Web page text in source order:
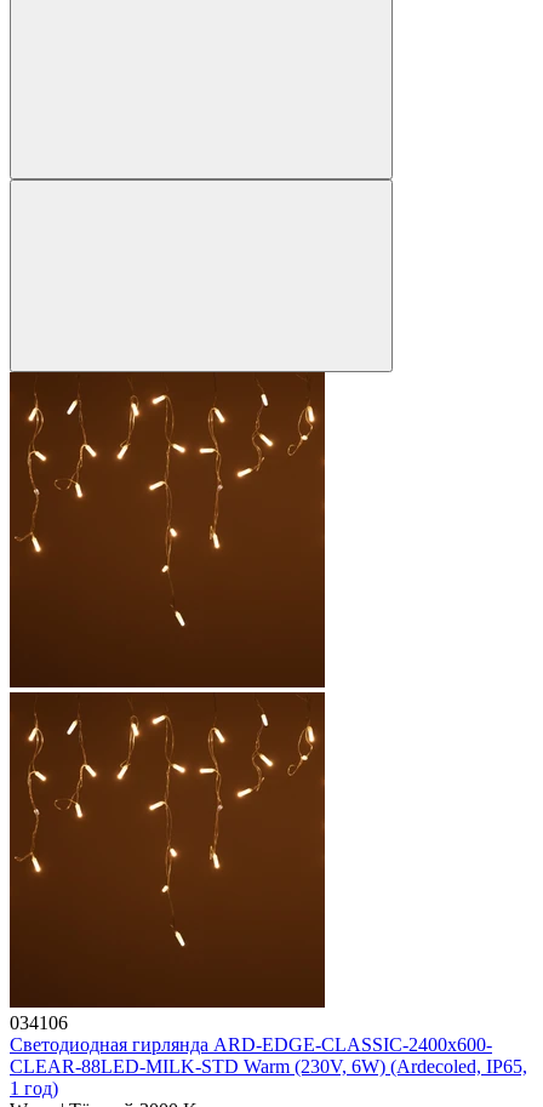
034106
Светодиодная гирлянда ARD-EDGE-CLASSIC-2400x600-
CLEAR-88LED-MILK-STD Warm (230V, 6W) (Ardecoled, IP65,
1 год)